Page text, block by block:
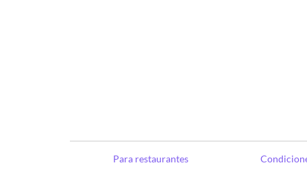
Para restaurantes